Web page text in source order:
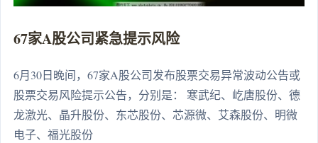
67家A股公司紧急提示风险
6月30日晚间，67家A股公司发布股票交易异常波动公告或
股票交易风险提示公告，分别是： 寒武纪、屹唐股份、德
龙激光、晶升股份、东芯股份、芯源微、艾森股份、明微
电子、福光股份